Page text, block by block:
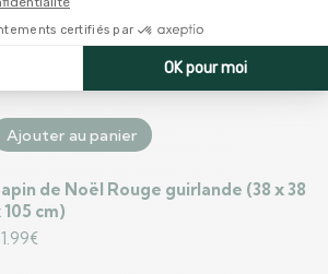
de Noël DKD Home Decor Blanc
Vert PVC 76 x 12 x 80 cm (3
Ajouter au panier
de Noël Rouge guirlande (38 x 38
105 cm)
€